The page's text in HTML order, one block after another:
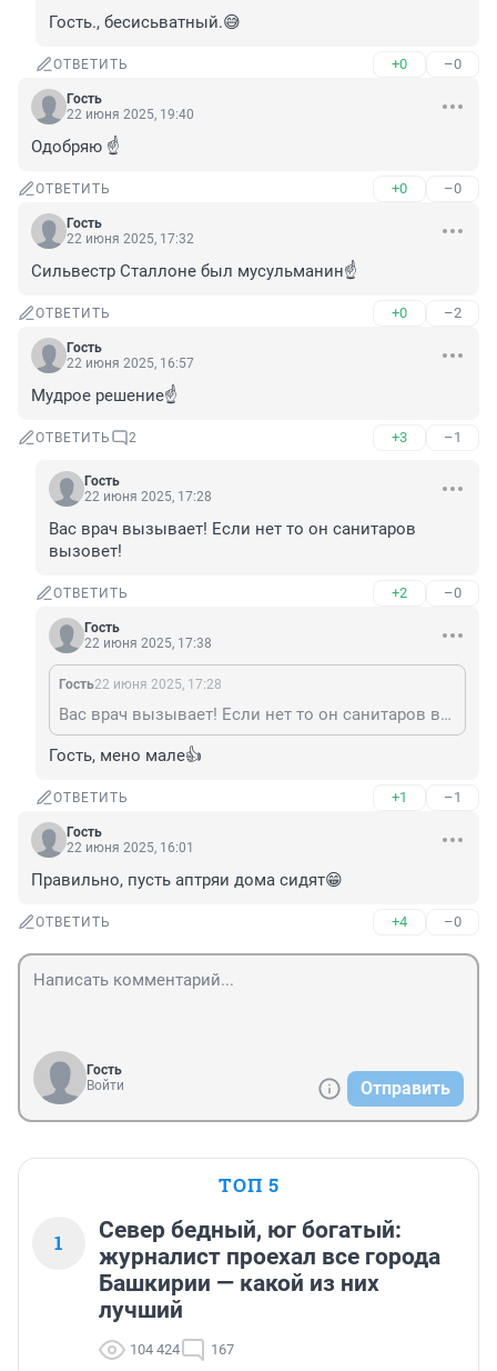
Гость., бесисьватный.😅
ОТВЕТИТЬ +0 –0
Гость
22 июня 2025, 19:40
Одобряю ☝️
ОТВЕТИТЬ +0 –0
Гость
22 июня 2025, 17:32
Сильвестр Сталлоне был мусульманин☝️
ОТВЕТИТЬ +0 –2
Гость
22 июня 2025, 16:57
Мудрое решение☝️
ОТВЕТИТЬ 2 +3 –1
Гость
22 июня 2025, 17:28
Вас врач вызывает! Если нет то он санитаров
вызовет!
ОТВЕТИТЬ +2 –0
Гость
22 июня 2025, 17:38
Гость22 июня 2025, 17:28
Вас врач вызывает! Если нет то он санитаров вызовет!
Гость, мено мале👍
ОТВЕТИТЬ +1 –1
Гость
22 июня 2025, 16:01
Правильно, пусть аптряи дома сидят😁
ОТВЕТИТЬ +4 –0
Гость
Войти
Отправить
ТОП 5
1
Север бедный, юг богатый:
журналист проехал все города
Башкирии — какой из них
лучший
104 424 167